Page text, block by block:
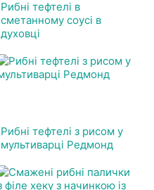
Рибні тефтелі в
сметанному соусі в
духовці
Рибні тефтелі з рисом у
мультиварці Редмонд